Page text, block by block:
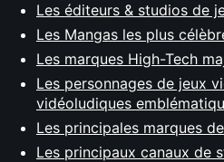
Les éditeurs & studios de
Les Mangas les plus
Les marques High-Tech
Les personnages de jeux
vidéoludiques
Les principales marques
Les principaux canaux de